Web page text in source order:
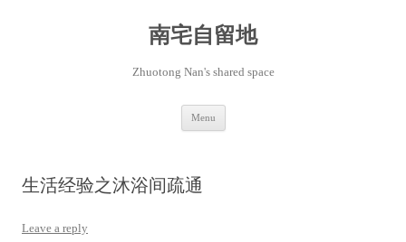
南宅自留地
Zhuotong Nan's shared space
Menu
生活经验之沐浴间疏通
Leave a reply